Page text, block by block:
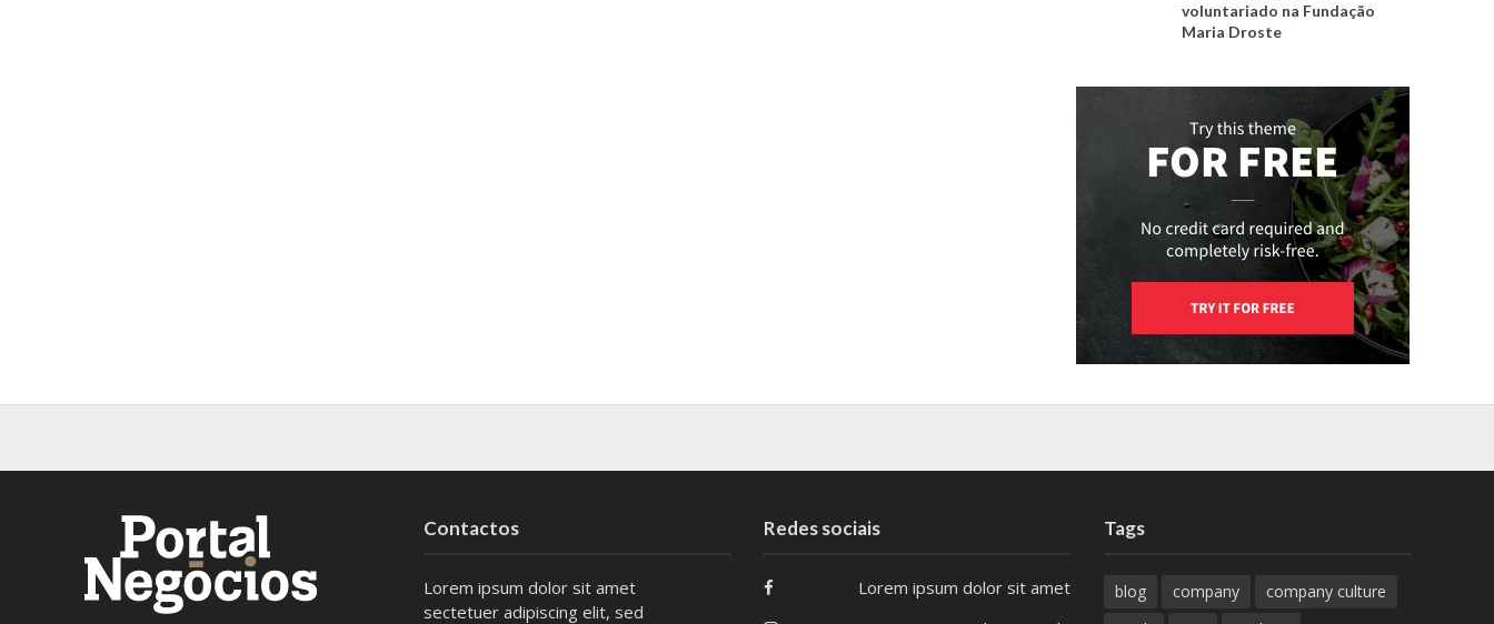
voluntariado na Fundação
Maria Droste
Contactos
Lorem ipsum dolor sit amet
sectetuer adipiscing elit, sed
Redes sociais
Lorem ipsum dolor sit amet
Tags
blog company
company culture